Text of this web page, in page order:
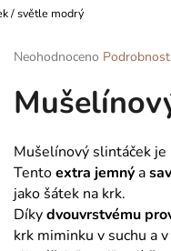
/ světle modrý
Průměrné
produktu
je
z
5
hvězdiček.
Neohodnoceno
Mušelínový slintáček
Tentoextra jemnýa
jako šátek na krk.
Díkydvouvrstvému
krk miminku v suchu a
HLEDAT